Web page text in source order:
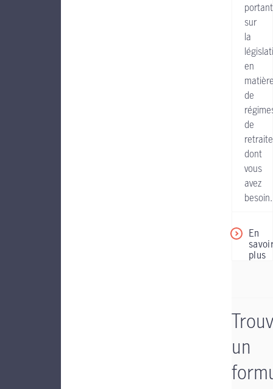
portant
sur
la
en
de
de
retraite
dont
vous
avez
besoin.
En
plus
un